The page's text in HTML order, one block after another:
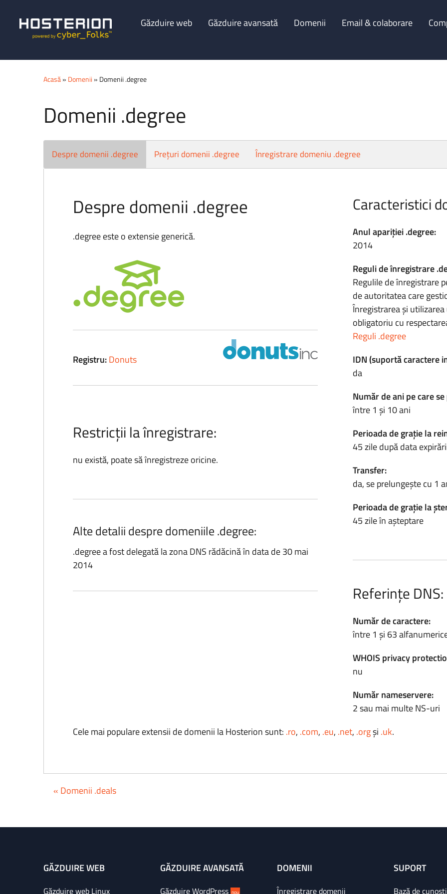
Găzduire web Găzduire avansată Domenii Email & colaborare
Acasă» Domenii » Domenii .degree
Domenii .degree
Despre domenii .degree Prețuri domenii .degree Înregistrare domeniu .degree
Despre domenii .degree
.degree este o extensie generică.
Registru:Donuts
Restricții la înregistrare:
nu există, poate să înregistreze oricine.
Alte detalii despre domeniile .degree:
.degree a fost delegată la zona DNS rădăcină în data de 30 mai
2014
Caracteristici
Anul apariției .degree:
2014
Reguli de înregistrare
Regulile de înregistrare
de autoritatea care
Înregistrarea și
obligatoriu cu
Reguli .degree
IDN (suportă caractere
da
Număr de ani pe care
între 1 și 10 ani
Perioada de grație la
45 zile după data
Transfer:
da, se prelungește cu 1
Perioada de grație la
45 zile în așteptare
Referințe DNS:
Număr de caractere:
între 1 și 63
WHOIS privacy
nu
Număr nameservere:
2 sau mai multe NS-uri
Cele mai populare extensii de domenii la Hosterion sunt: .ro, .com, .eu, .net, .orgși .uk.
« Domenii .deals
GĂZDUIRE WEB
Găzduire web Linux
GĂZDUIRE AVANSATĂ
Găzduire WordPress nou
DOMENII
Înregistrare domenii
SUPORT
Bază de